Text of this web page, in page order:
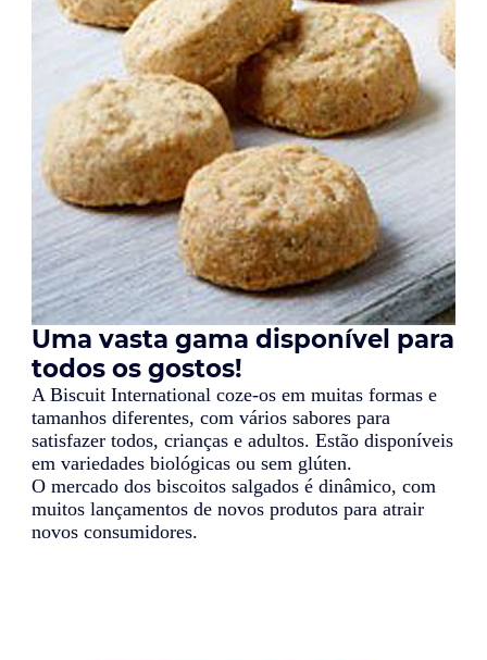
Uma vasta gama disponível para
todos os gostos!
A Biscuit International coze-os em muitas formas e
tamanhos diferentes, com vários sabores para
satisfazer todos, crianças e adultos. Estão disponíveis
em variedades biológicas ou sem glúten.
O mercado dos biscoitos salgados é dinâmico, com
muitos lançamentos de novos produtos para atrair
novos consumidores.